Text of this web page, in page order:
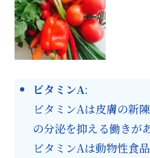
ビタミンA:
ビタミンAは皮膚の新
の分泌を抑える働きが
ビタミンAは動物性食